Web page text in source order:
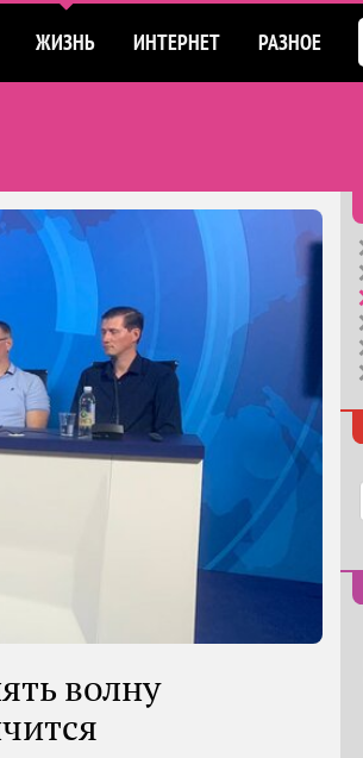
ЖИЗНЬ ИНТЕРНЕТ РАЗНОЕ
волну